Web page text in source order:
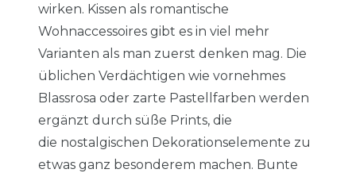
wirken. Kissen als romantische
Wohnaccessoires gibt es in viel mehr
Varianten als man zuerst denken mag. Die
üblichen Verdächtigen wie vornehmes
Blassrosa oder zarte Pastellfarben werden
ergänzt durch süße Prints, die
die nostalgischen Dekorationselemente zu
etwas ganz besonderem machen. Bunte